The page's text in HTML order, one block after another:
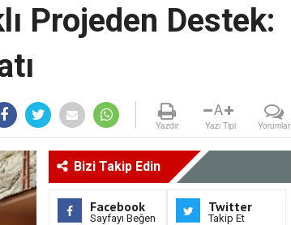
Projeden Destek:
Yazdır
A
Yazı Tipi Yorumlar
Bizi Takip Edin
Facebook
Sayfayı Beğen
Twitter
Takip Et